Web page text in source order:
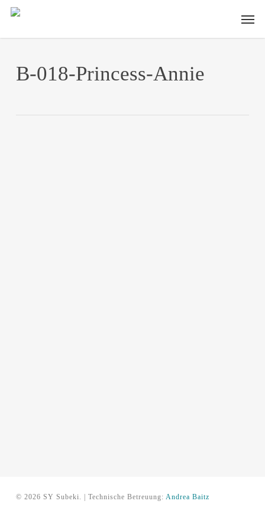
Skip
main
B-018-Princess-Annie
© 2026 SY Subeki. | Technische Betreuung: Andrea Baitz